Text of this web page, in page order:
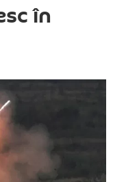
în